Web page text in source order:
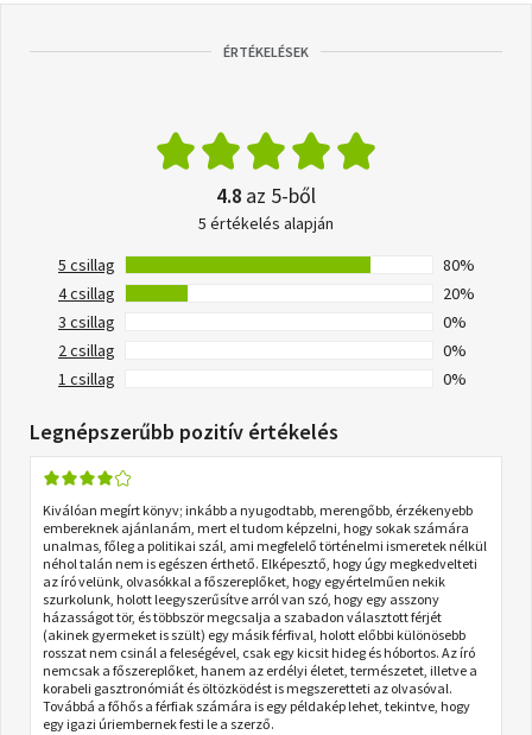
ÉRTÉKELÉSEK
4.8 az 5-ből
5 értékelés alapján
5 csillag
80%
4 csillag
20%
3 csillag
0%
2 csillag
0%
1 csillag
0%
Legnépszerűbb pozitív értékelés
Kiválóan megírt könyv; inkább a nyugodtabb, merengőbb, érzékenyebb
embereknek ajánlanám, mert el tudom képzelni, hogy sokak számára
unalmas, főleg a politikai szál, ami megfelelő történelmi ismeretek nélkül
néhol talán nem is egészen érthető. Elképesztő, hogy úgy megkedvelteti
az író velünk, olvasókkal a főszereplőket, hogy egyértelműen nekik
szurkolunk, holott leegyszerűsítve arról van szó, hogy egy asszony
házasságot tör, és többször megcsalja a szabadon választott férjét
(akinek gyermeket is szült) egy másik férfival, holott előbbi különösebb
rosszat nem csinál a feleségével, csak egy kicsit hideg és hóbortos. Az író
nemcsak a főszereplőket, hanem az erdélyi életet, természetet, illetve a
korabeli gasztronómiát és öltözködést is megszeretteti az olvasóval.
Továbbá a főhős a férfiak számára is egy példakép lehet, tekintve, hogy
egy igazi úriembernek festi le a szerző.